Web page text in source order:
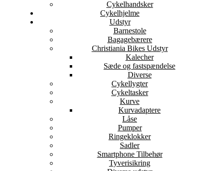
Cykelhandsker
Cykelhjelme
Udstyr
Barnestole
Bagagebærere
Christiania Bikes Udstyr
Kalecher
Sæde og fastspændelse
Diverse
Cykellygter
Cykeltasker
Kurve
Kurvadaptere
Låse
Pumper
Ringeklokker
Sadler
Smartphone Tilbehør
Tyverisikring